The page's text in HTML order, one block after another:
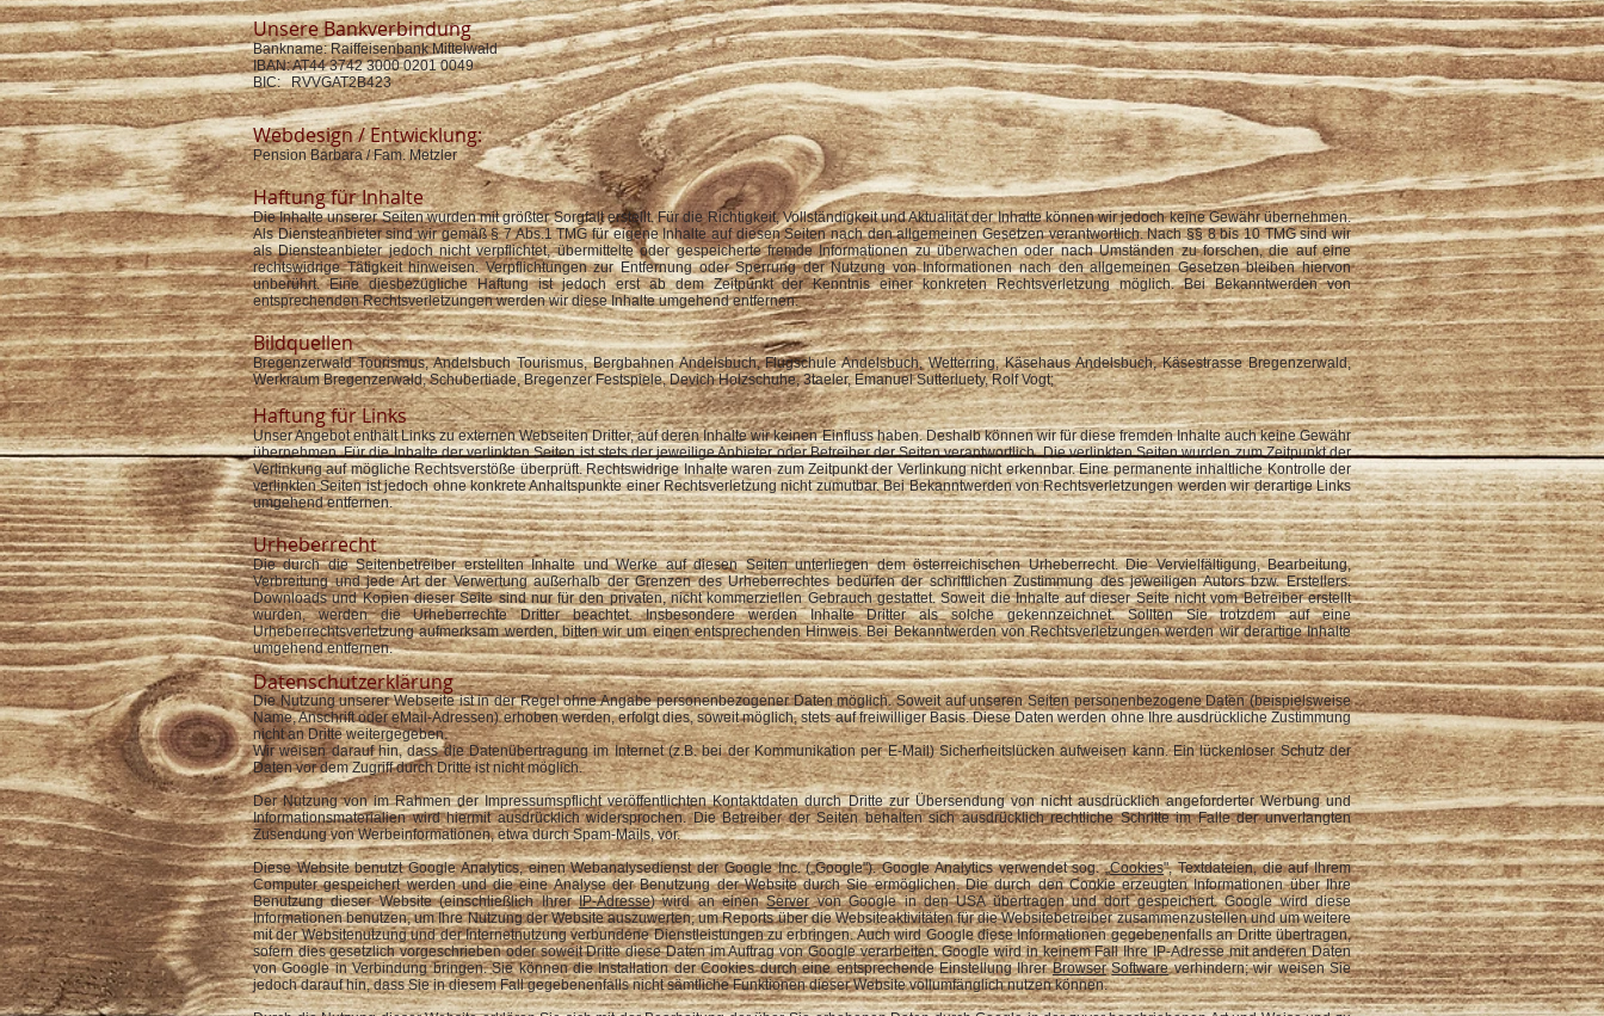
Unsere Bankverbindung
Bankname: Raiffeisenbank Mittelwald
IBAN: AT44 3742 3000 0201 0049
BIC: RVVGAT2B423
Webdesign / Entwicklung:
Pension Barbara / Fam. Metzler
Haftung für Inhalte
Die Inhalte unserer Seiten wurden mit größter Sorgfalt erstellt. Für die Richtigkeit, Vollständigkeit und Aktualität der Inhalte können wir jedoch keine Gewähr übernehmen.
Als Diensteanbieter sind wir gemäß § 7 Abs.1 TMG für eigene Inhalte auf diesen Seiten nach den allgemeinen Gesetzen verantwortlich. Nach §§ 8 bis 10 TMG sind wir
als Diensteanbieter jedoch nicht verpflichtet, übermittelte oder gespeicherte fremde Informationen zu überwachen oder nach Umständen zu forschen, die auf eine
rechtswidrige Tätigkeit hinweisen. Verpflichtungen zur Entfernung oder Sperrung der Nutzung von Informationen nach den allgemeinen Gesetzen bleiben hiervon
unberührt. Eine diesbezügliche Haftung ist jedoch erst ab dem Zeitpunkt der Kenntnis einer konkreten Rechtsverletzung möglich. Bei Bekanntwerden von
entsprechenden Rechtsverletzungen werden wir diese Inhalte umgehend entfernen.
Bildquellen
Bregenzerwald Tourismus, Andelsbuch Tourismus, Bergbahnen Andelsbuch, Flugschule Andelsbuch, Wetterring, Käsehaus Andelsbuch, Käsestrasse Bregenzerwald,
Werkraum Bregenzerwald, Schubertiade, Bregenzer Festspiele, Devich Holzschuhe, 3taeler, Emanuel Sutterluety, Rolf Vogt;
Haftung für Links
Unser Angebot enthält Links zu externen Webseiten Dritter, auf deren Inhalte wir keinen Einfluss haben. Deshalb können wir für diese fremden Inhalte auch keine Gewähr
übernehmen. Für die Inhalte der verlinkten Seiten ist stets der jeweilige Anbieter oder Betreiber der Seiten verantwortlich. Die verlinkten Seiten wurden zum Zeitpunkt der
Verlinkung auf mögliche Rechtsverstöße überprüft. Rechtswidrige Inhalte waren zum Zeitpunkt der Verlinkung nicht erkennbar. Eine permanente inhaltliche Kontrolle der
verlinkten Seiten ist jedoch ohne konkrete Anhaltspunkte einer Rechtsverletzung nicht zumutbar. Bei Bekanntwerden von Rechtsverletzungen werden wir derartige Links
umgehend entfernen.
Urheberrecht
Die durch die Seitenbetreiber erstellten Inhalte und Werke auf diesen Seiten unterliegen dem österreichischen Urheberrecht. Die Vervielfältigung, Bearbeitung,
Verbreitung und jede Art der Verwertung außerhalb der Grenzen des Urheberrechtes bedürfen der schriftlichen Zustimmung des jeweiligen Autors bzw. Erstellers.
Downloads und Kopien dieser Seite sind nur für den privaten, nicht kommerziellen Gebrauch gestattet. Soweit die Inhalte auf dieser Seite nicht vom Betreiber erstellt
wurden, werden die Urheberrechte Dritter beachtet. Insbesondere werden Inhalte Dritter als solche gekennzeichnet. Sollten Sie trotzdem auf eine
Urheberrechtsverletzung aufmerksam werden, bitten wir um einen entsprechenden Hinweis. Bei Bekanntwerden von Rechtsverletzungen werden wir derartige Inhalte
umgehend entfernen.
Datenschutzerklärung
Die Nutzung unserer Webseite ist in der Regel ohne Angabe personenbezogener Daten möglich. Soweit auf unseren Seiten personenbezogene Daten (beispielsweise
Name, Anschrift oder eMail-Adressen) erhoben werden, erfolgt dies, soweit möglich, stets auf freiwilliger Basis. Diese Daten werden ohne Ihre ausdrückliche Zustimmung
nicht an Dritte weitergegeben.
Wir weisen darauf hin, dass die Datenübertragung im Internet (z.B. bei der Kommunikation per E-Mail) Sicherheitslücken aufweisen kann. Ein lückenloser Schutz der
Daten vor dem Zugriff durch Dritte ist nicht möglich.
Der Nutzung von im Rahmen der Impressumspflicht veröffentlichten Kontaktdaten durch Dritte zur Übersendung von nicht ausdrücklich angeforderter Werbung und
Informationsmaterialien wird hiermit ausdrücklich widersprochen. Die Betreiber der Seiten behalten sich ausdrücklich rechtliche Schritte im Falle der unverlangten
Zusendung von Werbeinformationen, etwa durch Spam-Mails, vor.
Diese Website benutzt Google Analytics, einen Webanalysedienst der Google Inc. („Google"). Google Analytics verwendet sog. „Cookies", Textdateien, die auf Ihrem
Computer gespeichert werden und die eine Analyse der Benutzung der Website durch Sie ermöglichen. Die durch den Cookie erzeugten Informationen über Ihre
Benutzung dieser Website (einschließlich IhrerIP-Adresse) wird an einenServervon Google in den USA übertragen und dort gespeichert. Google wird diese
Informationen benutzen, um Ihre Nutzung der Website auszuwerten, um Reports über die Websiteaktivitäten für die Websitebetreiber zusammenzustellen und um weitere
mit der Websitenutzung und der Internetnutzung verbundene Dienstleistungen zu erbringen. Auch wird Google diese Informationen gegebenenfalls an Dritte übertragen,
sofern dies gesetzlich vorgeschrieben oder soweit Dritte diese Daten im Auftrag von Google verarbeiten. Google wird in keinem Fall Ihre IP-Adresse mit anderen Daten
von Google in Verbindung bringen. Sie können die Installation der Cookies durch eine entsprechende Einstellung IhrerBrowser Softwareverhindern; wir weisen Sie
jedoch darauf hin, dass Sie in diesem Fall gegebenenfalls nicht sämtliche Funktionen dieser Website vollumfänglich nutzen können.